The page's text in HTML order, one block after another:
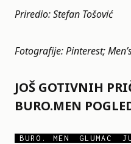
Priredio: Stefan Tošović
Fotografije: Pinterest;
JOŠ GOTIVNIH
BURO.MEN
BURO. MEN GLUMAC